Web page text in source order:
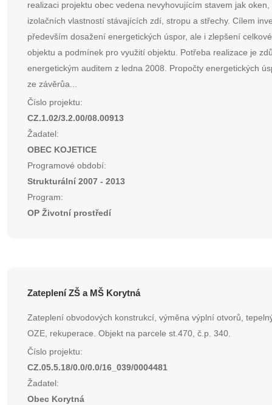
realizaci projektu obec vedena nevyhovujícím stavem jak oken,
izolačních vlastností stávajících zdí, stropu a střechy. Cílem
především dosažení energetických úspor, ale i zlepšení
objektu a podmínek pro využití objektu. Potřeba realizace je
energetickým auditem z ledna 2008. Propočty energetických
ze závěrůa...
Číslo projektu:
CZ.1.02/3.2.00/08.00913
Žadatel:
OBEC KOJETICE
Programové období:
Strukturální 2007 - 2013
Program:
OP Životní prostředí
Zateplení ZŠ a MŠ Korytná
Zateplení obvodových konstrukcí, výměna výplní otvorů,
OZE, rekuperace. Objekt na parcele st.470, č.p. 340.
Číslo projektu:
CZ.05.5.18/0.0/0.0/16_039/0004481
Žadatel:
Obec Korytná